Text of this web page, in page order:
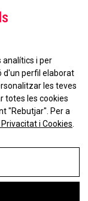
analítics i per
d'un perfil elaborat
les teves
totes les cookies
"Rebutjar". Per a
i Cookies